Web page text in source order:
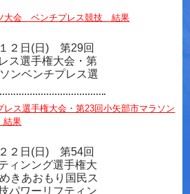
大会 ベンチプレス競技 結果
２日(日) 第29回
ス選手権大会・第
ンベンチプレス選
レス選手権大会・第23回小矢部市マラソン
結果
２日(日) 第54回
ィンング選手権大
きあおもり国民ス
パワーリフティン